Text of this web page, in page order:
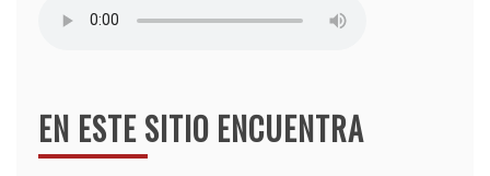
EN ESTE SITIO ENCUENTRA